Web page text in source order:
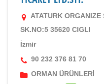
ATATURK
SK.NO:5 35620 CIGLI
İzmir
90 232 376 81 70
ORMAN ÜRÜNLERİ